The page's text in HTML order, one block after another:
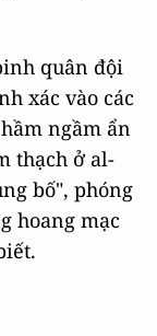
quân đội
xác vào các
ngầm ẩn
thạch ở al-
bố", phóng
hoang mạc